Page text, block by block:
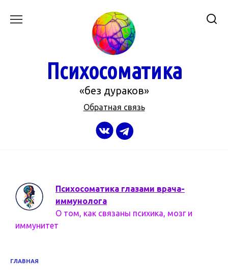
Психосоматика
«без дураков»
Обратная связь
Психосоматика глазами врача-
иммунолога
О том, как связаны психика, мозг и
иммунитет
ГЛАВНАЯ